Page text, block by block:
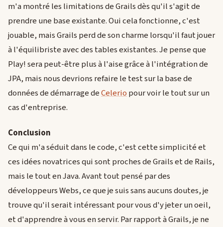
m'a montré les limitations de Grails dès qu'il s'agit de
prendre une base existante. Oui cela fonctionne, c'est
jouable, mais Grails perd de son charme lorsqu'il faut jouer
à l'équilibriste avec des tables existantes. Je pense que
Play! sera peut-être plus à l'aise grâce à l'intégration de
JPA, mais nous devrions refaire le test sur la base de
données de démarrage deCeleriopour voir le tout sur un
cas d'entreprise.
Conclusion
Ce qui m'a séduit dans le code, c'est cette simplicité et
ces idées novatrices qui sont proches de Grails et de Rails,
mais le tout en Java. Avant tout pensé par des
développeurs Webs, ce que je suis sans aucuns doutes, je
trouve qu'il serait intéressant pour vous d'y jeter un oeil,
et d'apprendre à vous en servir. Par rapport à Grails, je ne